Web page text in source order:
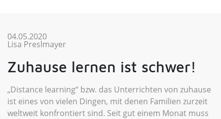
04.05.2020
Lisa Preslmayer
Zuhause lernen ist schwer!
„Distance learning“ bzw. das Unterrichten von zuhause
ist eines von vielen Dingen, mit denen Familien zurzeit
weltweit konfrontiert sind. Seit gut einem Monat muss